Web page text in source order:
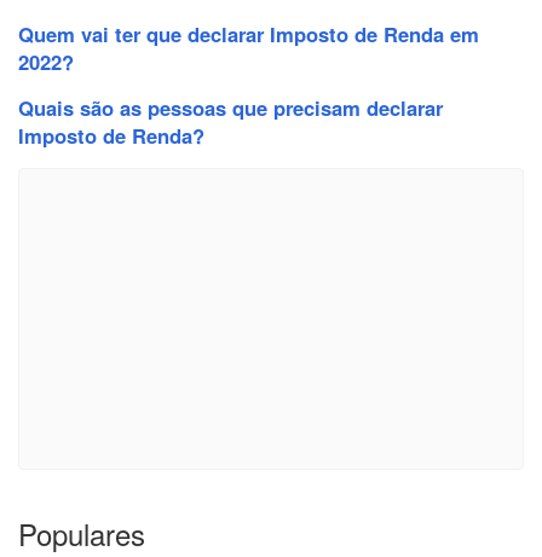
Quem vai ter que declarar Imposto de Renda em
2022?
Quais são as pessoas que precisam declarar
Imposto de Renda?
Populares